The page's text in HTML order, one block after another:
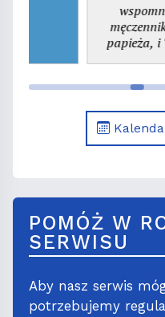
męczenników
papieża, i
POMÓŻ W
SERWISU
Aby nasz serwis
potrzebujemy